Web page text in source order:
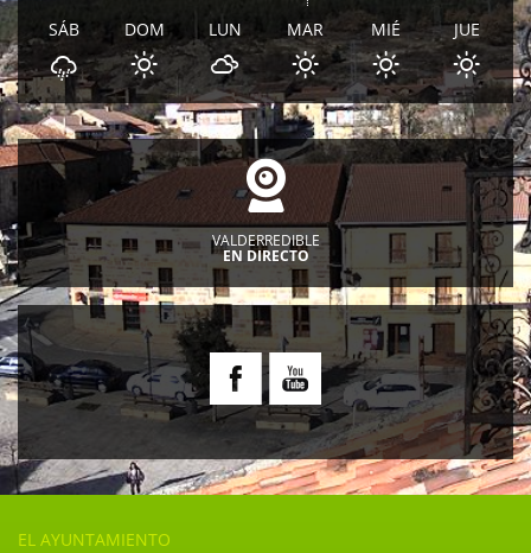
SÁB DOM LUN MAR MIÉ JUE
VALDERREDIBLE
EN DIRECTO
EL AYUNTAMIENTO